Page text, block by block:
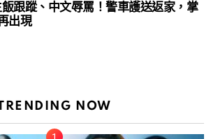
跟蹤、中文辱罵！警車護送返家，掌
出現
NOW